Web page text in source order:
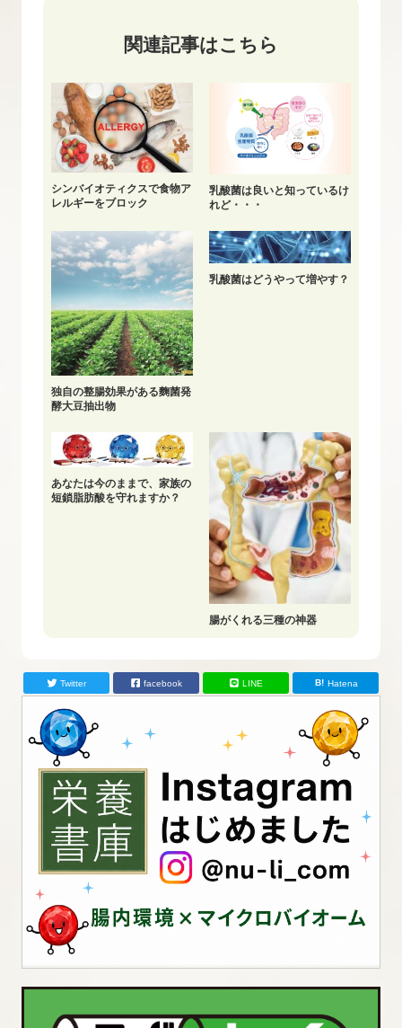
関連記事はこちら
シンバイオティクスで食物ア
レルギーをブロック
乳酸菌は良いと知っているけ
れど・・・
独自の整腸効果がある麴菌発
酵大豆抽出物
乳酸菌はどうやって増やす？
あなたは今のままで、家族の
短鎖脂肪酸を守れますか？
腸がくれる三種の神器
Twitter facebook LINE Hatena